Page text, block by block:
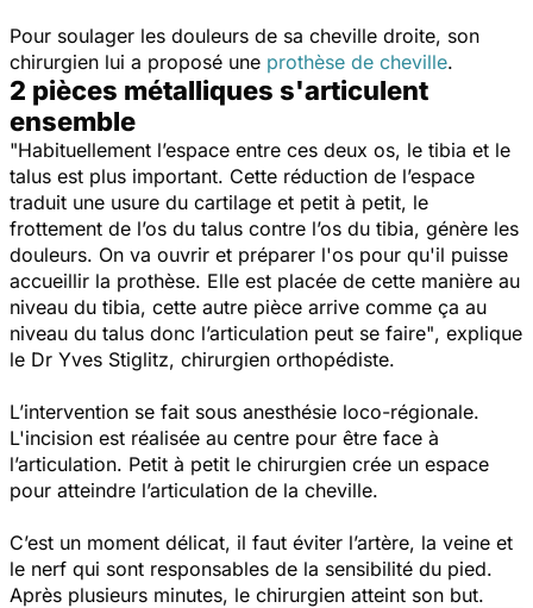
Pour soulager les douleurs de sa cheville droite, son
chirurgien lui a proposé une prothèse de cheville.
2 pièces métalliques s'articulent
ensemble
"Habituellement l’espace entre ces deux os, le tibia et le
talus est plus important. Cette réduction de l’espace
traduit une usure du cartilage et petit à petit, le
frottement de l’os du talus contre l’os du tibia, génère les
douleurs. On va ouvrir et préparer l'os pour qu'il puisse
accueillir la prothèse. Elle est placée de cette manière au
niveau du tibia, cette autre pièce arrive comme ça au
niveau du talus donc l’articulation peut se faire", explique
le Dr Yves Stiglitz, chirurgien orthopédiste.
L’intervention se fait sous anesthésie loco-régionale.
L'incision est réalisée au centre pour être face à
l’articulation. Petit à petit le chirurgien crée un espace
pour atteindre l’articulation de la cheville.
C’est un moment délicat, il faut éviter l’artère, la veine et
le nerf qui sont responsables de la sensibilité du pied.
Après plusieurs minutes, le chirurgien atteint son but.